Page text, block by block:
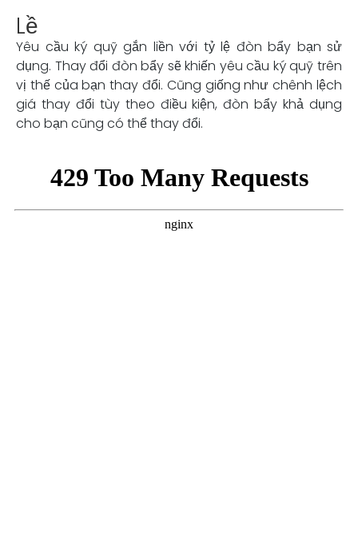
Lề
Yêu cầu ký quỹ gắn liền với tỷ lệ đòn bẩy bạn sử
dụng. Thay đổi đòn bẩy sẽ khiến yêu cầu ký quỹ trên
vị thế của bạn thay đổi. Cũng giống như chênh lệch
giá thay đổi tùy theo điều kiện, đòn bẩy khả dụng
cho bạn cũng có thể thay đổi.